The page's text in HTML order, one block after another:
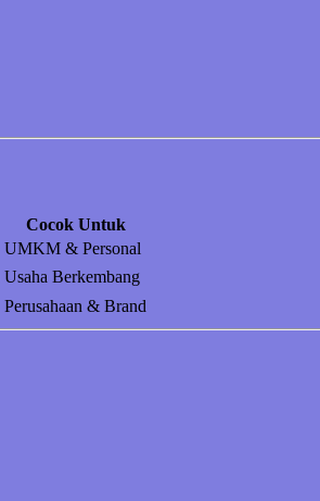
Cocok Untuk
UMKM & Personal
Usaha Berkembang
Perusahaan & Brand